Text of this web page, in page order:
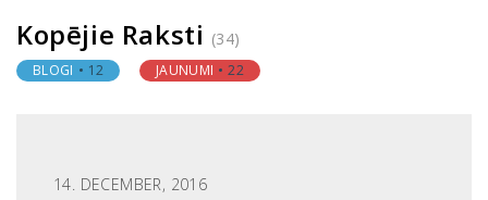
Kopējie Raksti (34)
BLOGI 12 JAUNUMI 22
14. DECEMBER, 2016